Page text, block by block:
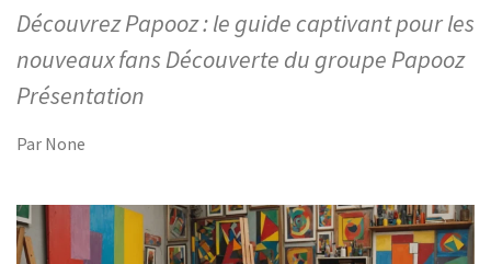
Découvrez Papooz : le guide captivant pour les
nouveaux fans Découverte du groupe Papooz
Présentation
Par None